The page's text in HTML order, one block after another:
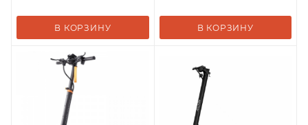
В КОРЗИНУ В КОРЗИНУ